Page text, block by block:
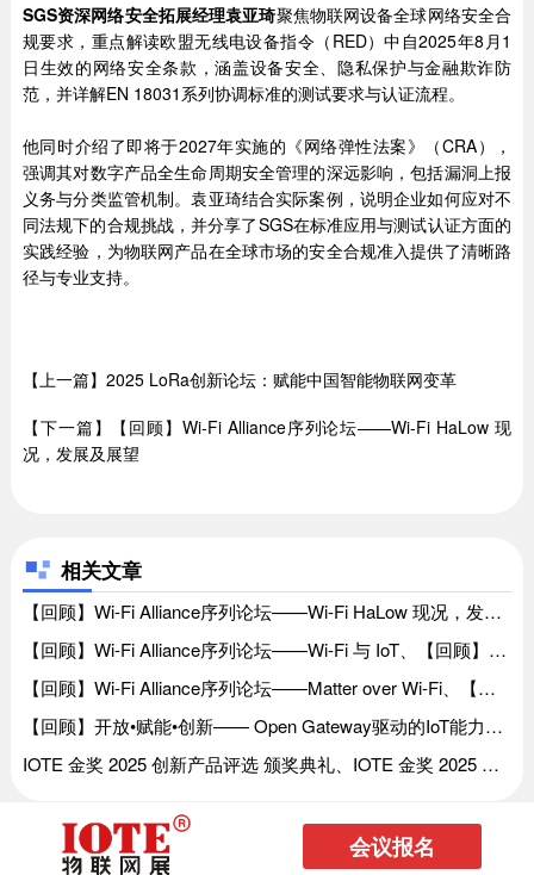
SGS资深网络安全拓展经理袁亚琦聚焦物联网设备全球网络安全合
规要求，重点解读欧盟无线电设备指令（RED）中自2025年8月1
日生效的网络安全条款，涵盖设备安全、隐私保护与金融欺诈防
范，并详解EN 18031系列协调标准的测试要求与认证流程。
他同时介绍了即将于2027年实施的《网络弹性法案》（CRA），
强调其对数字产品全生命周期安全管理的深远影响，包括漏洞上报
义务与分类监管机制。袁亚琦结合实际案例，说明企业如何应对不
同法规下的合规挑战，并分享了SGS在标准应用与测试认证方面的
实践经验，为物联网产品在全球市场的安全合规准入提供了清晰路
径与专业支持。
【上一篇】2025 LoRa创新论坛：赋能中国智能物联网变革
【下一篇】【回顾】Wi-Fi Alliance序列论坛——Wi-Fi HaLow 现
况，发展及展望
相关文章
【回顾】Wi-Fi Alliance序列论坛——Wi-Fi HaLow 现况，发展及展望、【回顾】Wi-Fi Alliance序列论坛——Wi-Fi HaLow 现况，发展及展望
【回顾】Wi-Fi Alliance序列论坛——Wi-Fi 与 IoT、【回顾】Wi-Fi Alliance序列论坛——Wi-Fi 与 IoT
【回顾】Wi-Fi Alliance序列论坛——Matter over Wi-Fi、【回顾】Wi-Fi Alliance序列论坛——Matter over Wi-Fi
【回顾】开放•赋能•创新—— Open Gateway驱动的IoT能力开放新生态、【回顾】开放•赋能•创新—— Open Gateway驱动的IoT能力开放新生态
IOTE 金奖 2025 创新产品评选 颁奖典礼、IOTE 金奖 2025 创新产品评选 颁奖典礼
会议报名